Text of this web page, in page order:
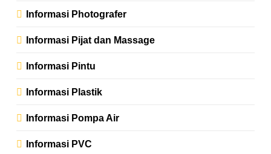
Informasi Photografer
Informasi Pijat dan Massage
Informasi Pintu
Informasi Plastik
Informasi Pompa Air
Informasi PVC